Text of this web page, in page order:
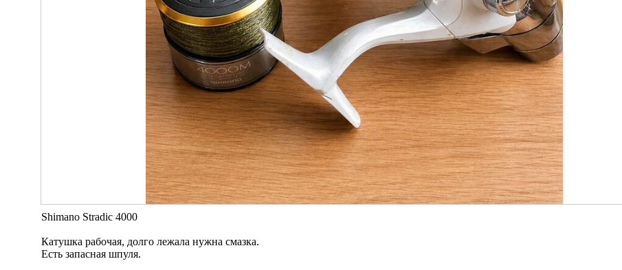
Shimano Stradic 4000
Катушка рабочая, долго лежала нужна смазка.
Есть запасная шпуля.